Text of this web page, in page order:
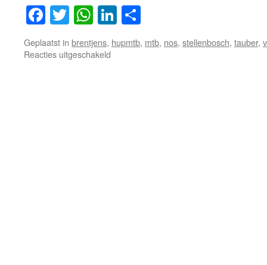
Facebook
TwitterWhatsApp
LinkedIn
Geplaatst in brentjens, hupmtb, mtb, nos, stellenbosch, tauber,
Reacties uitgeschakeld